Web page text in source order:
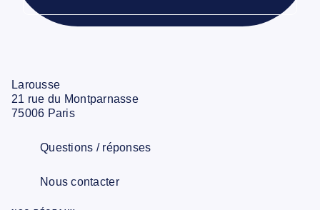
Larousse
21 rue du Montparnasse
75006 Paris
Questions / réponses
Nous contacter